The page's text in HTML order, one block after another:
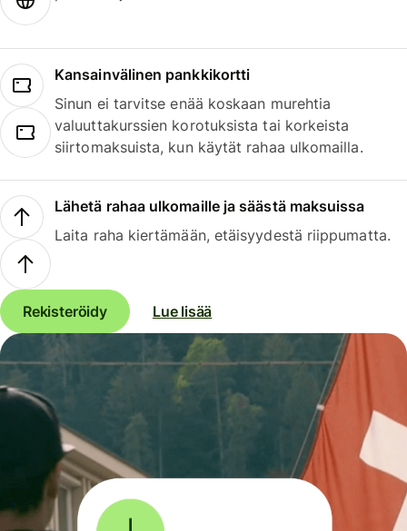
Kansainvälinen pankkikortti
Sinun ei tarvitse enää koskaan murehtia
valuuttakurssien korotuksista tai korkeista
siirtomaksuista, kun käytät rahaa ulkomailla.
Lähetä rahaa ulkomaille ja säästä maksuissa
Laita raha kiertämään, etäisyydestä riippumatta.
Rekisteröidy Lue lisää